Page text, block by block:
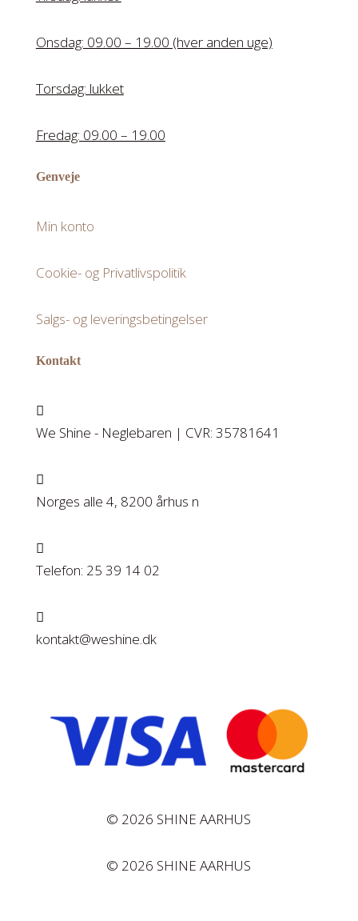
Onsdag: 09.00 – 19.00 (hver anden uge)
Torsdag: lukket
Fredag: 09.00 – 19.00
Genveje
Min konto
Cookie- og Privatlivspolitik
Salgs- og leveringsbetingelser
Kontakt

We Shine - Neglebaren | CVR: 35781641

Norges alle 4, 8200 århus n

Telefon: 25 39 14 02

kontakt@weshine.dk
© 2026 SHINE AARHUS
© 2026 SHINE AARHUS